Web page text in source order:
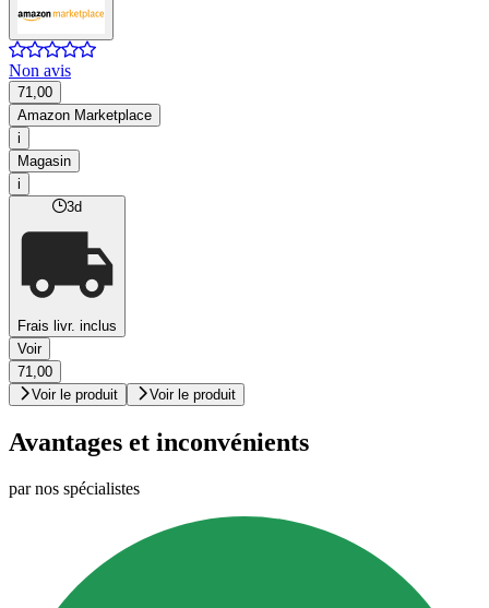
Non avis
71,00
Amazon Marketplace
i
Magasin
i
3d
Frais livr. inclus
Voir
71,00
Voir le produit
Voir le produit
Avantages et inconvénients
par nos spécialistes